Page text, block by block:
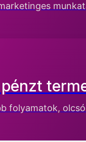
folyamatok,